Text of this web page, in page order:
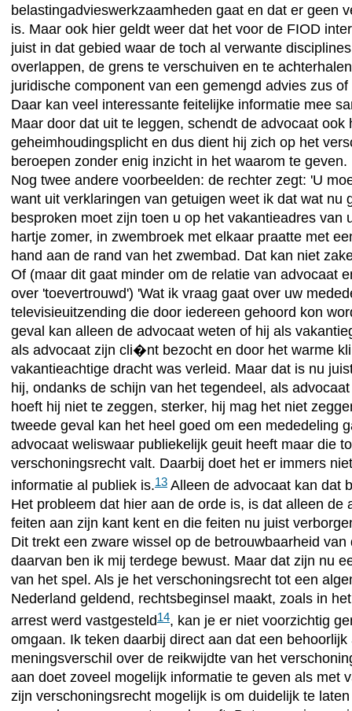
belastingadvieswerkzaamheden gaat en dat er geen
is. Maar ook hier geldt weer dat het voor de FIOD
juist in dat gebied waar de toch al verwante
overlappen, de grens te verschuiven en te
juridische component van een gemengd advies zus
Daar kan veel interessante feitelijke informatie mee
Maar door dat uit te leggen, schendt de advocaat ook
geheimhoudingsplicht en dus dient hij zich op het
beroepen zonder enig inzicht in het waarom te geven.
Nog twee andere voorbeelden: de rechter zegt: 'U
want uit verklaringen van getuigen weet ik dat wat nu
besproken moet zijn toen u op het vakantieadres
hartje zomer, in zwembroek met elkaar praatte met
hand aan de rand van het zwembad. Dat kan niet
Of (maar dit gaat minder om de relatie van advocaat
over 'toevertrouwd') 'Wat ik vraag gaat over uw
televisieuitzending die door iedereen gehoord kon
geval kan alleen de advocaat weten of hij als
als advocaat zijn cli�nt bezocht en door het warme
vakantieachtige dracht was verleid. Maar dat is nu
hij, ondanks de schijn van het tegendeel, als
hoeft hij niet te zeggen, sterker, hij mag het niet
tweede geval kan het heel goed om een mededeling
advocaat weliswaar publiekelijk geuit heeft maar die
verschoningsrecht valt. Daarbij doet het er immers
informatie al publiek is.13 Alleen de advocaat kan dat
Het probleem dat hier aan de orde is, is dat alleen de
feiten aan zijn kant kent en die feiten nu juist
Dit trekt een zware wissel op de betrouwbaarheid van
daarvan ben ik mij terdege bewust. Maar dat zijn nu
van het spel. Als je het verschoningsrecht tot een
Nederland geldend, rechtsbeginsel maakt, zoals in
arrest werd vastgesteld14, kan je er niet voorzichtig
omgaan. Ik teken daarbij direct aan dat een
meningsverschil over de reikwijdte van het
aan doet zoveel mogelijk informatie te geven als met
zijn verschoningsrecht mogelijk is om duidelijk te